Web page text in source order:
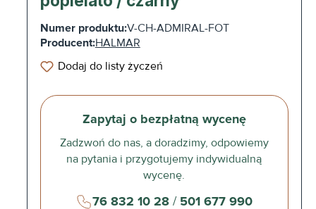
Numer produktu:V-CH-ADMIRAL-FOT
Producent:HALMAR
Dodaj do listy życzeń
Zapytaj o bezpłatną wycenę
Zadzwoń do nas, a doradzimy, odpowiemy
na pytania i przygotujemy indywidualną
wycenę.
76 832 10 28/ 501 677 990